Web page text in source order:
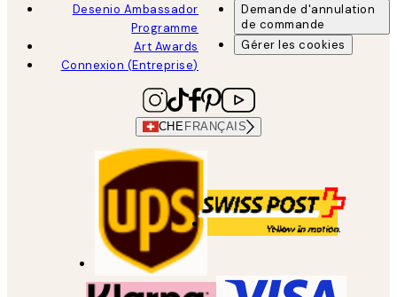
Desenio Ambassador
Programme
Art Awards
Connexion (Entreprise)
Demande d'annulation
de commande
Gérer les cookies
CHE FRANÇAIS